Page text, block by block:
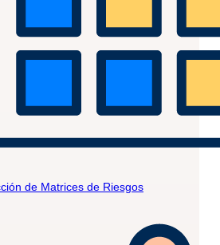
de Matrices de Riesgos